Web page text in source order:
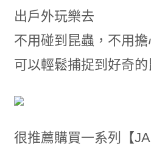
出戶外玩樂去
不用碰到昆蟲，不用擔
可以輕鬆捕捉到好奇的
很推薦購買一系列【